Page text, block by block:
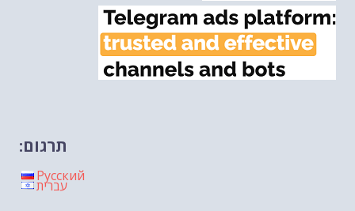
תרגום:
Русский
עברית